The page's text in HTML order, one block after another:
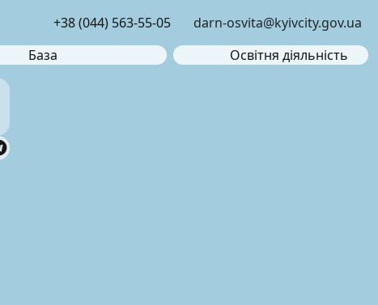
+38 (044) 563-55-05
darn-osvita@kyivcity.gov.ua
База Освітня діяльність